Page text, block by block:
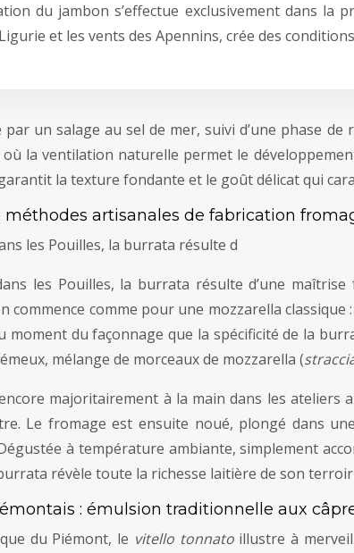
du jambon s’effectue exclusivement dans la
et les vents des Apennins, crée des
un salage au sel de mer, suivi d’une phase
la ventilation naturelle permet le
la texture fondante et le goût délicat qui
méthodes artisanales de fabrication
les Pouilles, la burrata résulte d
les Pouilles, la burrata résulte d’une
commence comme pour une mozzarella
moment du façonnage que la spécificité de la
mélange de morceaux de mozzarella (
majoritairement à la main dans les
Le fromage est ensuite noué, plongé dans
à température ambiante, simplement
révèle toute la richesse laitière de son
: émulsion traditionnelle aux
du Piémont, le vitello tonnatoillustre à